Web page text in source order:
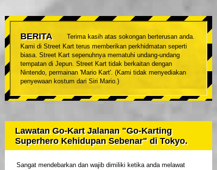
BERITA
Terima kasih atas sokongan berterusan anda.
Kami di Street Kart terus memberikan perkhidmatan seperti
biasa. Street Kart sepenuhnya mematuhi undang-undang
tempatan di Jepun. Street Kart tidak berkaitan dengan
Nintendo, permainan 'Mario Kart'. (Kami tidak menyediakan
penyewaan kostum dari Siri Mario.)
Lawatan Go-Kart Jalanan "Go-Karting
Superhero Kehidupan Sebenar" di Tokyo.
Sangat mendebarkan dan wajib dimiliki ketika anda melawat